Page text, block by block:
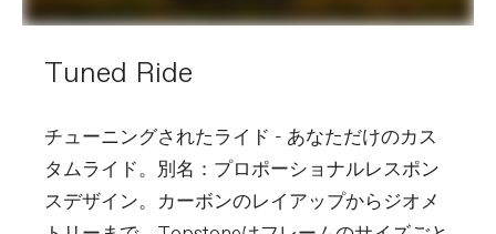
Tuned Ride
チューニングされたライド - あなただけのカス
タムライド。別名：プロポーショナルレスポン
スデザイン。カーボンのレイアップからジオメ